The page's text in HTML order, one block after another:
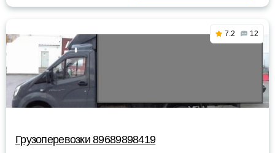
7.2 12
Грузоперевозки 89689898419